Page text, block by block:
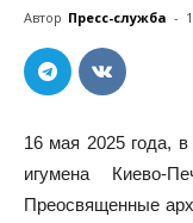
Автор Пресс-служба -
16 мая 2025 года,
игумена Киево-
Преосвященные